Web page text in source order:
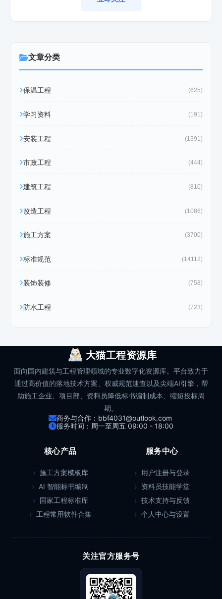
文章分类
保温工程 (625)
学习资料 (191)
安装工程 (1391)
市政工程 (444)
建筑工程 (810)
改造工程 (1086)
施工方案 (3700)
标准规范 (14112)
装饰装修 (758)
防水工程 (723)
大猫工程资源库
面向国内建筑与工程管理领域的专业数字化资源库。平台致力于
通过高价值的落地技术方案、权威规范速查以及尖端AI引擎，帮
助施工企业、项目部、资料员降低标书编制成本、缩短投标周
期。
商务与合作：bbf4031@outlook.com
服务时间：周一至周五 09:00 - 18:00
核心产品
施工方案模板库
AI 智能标书编制
国家工程标准库
工程常用软件合集
服务中心
用户注册与登录
资料员技能学堂
技术支持与反馈
个人中心与设置
关注官方服务号